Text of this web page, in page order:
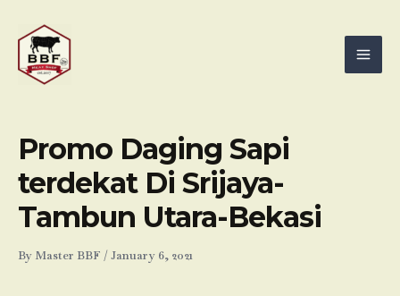
content
Promo Daging Sapi
terdekat Di Srijaya-
Tambun Utara-Bekasi
By Master BBF /January 6, 2021